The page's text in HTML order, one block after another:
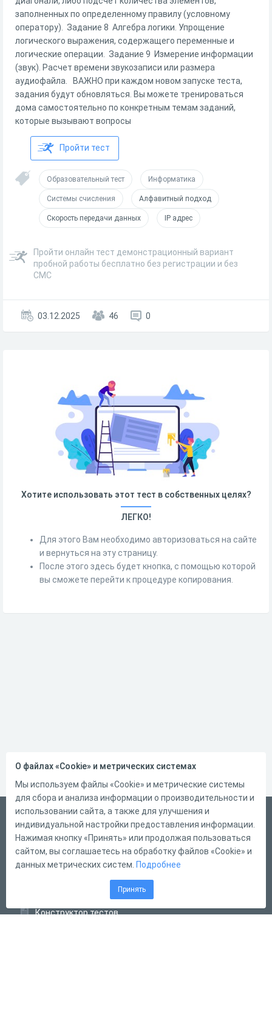
заполненных по определенному правилу (условному
оператору). Задание 8 Алгебра логики. Упрощение
логического выражения, содержащего переменные и
логические операции. Задание 9 Измерение информации
(звук). Расчет времени звукозаписи или размера
аудиофайла. ВАЖНО при каждом новом запуске теста,
задания будут обновляться. Вы можете тренироваться
дома самостоятельно по конкретным темам заданий,
которые вызывают вопросы
Пройти тест
Образовательный тест Информатика
Системы счисления Алфавитный подход
Скорость передачи данных IP адрес
Пройти онлайн тест демонстрационный вариант
пробной работы бесплатно без регистрации и без
СМС
03.12.2025 46 0
Хотите использовать этот тест в собственных целях?
ЛЕГКО!
Для этого Вам необходимо авторизоваться на сайте
и вернуться на эту страницу.
После этого здесь будет кнопка, с помощью которой
вы сможете перейти к процедуре копирования.
Русский
Справка
Форма обратной связи
Конструктор тестов
О файлах «Cookie» и метрических системах
Мы используем файлы «Cookie» и метрические системы
для сбора и анализа информации о производительности и
использовании сайта, а также для улучшения и
индивидуальной настройки предоставления информации.
Нажимая кнопку «Принять» или продолжая пользоваться
сайтом, вы соглашаетесь на обработку файлов «Cookie» и
данных метрических систем. Подробнее
Принять